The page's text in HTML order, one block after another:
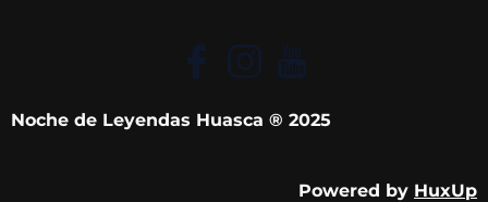
Noche de Leyendas Huasca ® 2025
Powered by HuxUp